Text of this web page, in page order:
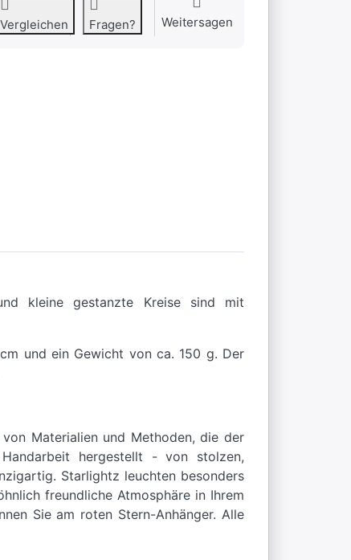
Vergleichen Fragen? Weitersagen
kleine gestanzte Kreise sind mit
und ein Gewicht von ca. 150 g. Der
Materialien und Methoden, die der
hergestellt - von stolzen,
Starlightz leuchten besonders
freundliche Atmosphäre in Ihrem
Sie am roten Stern-Anhänger. Alle